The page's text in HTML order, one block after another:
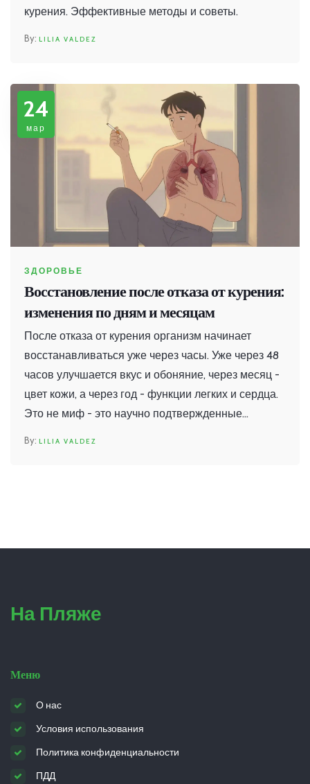
курения. Эффективные методы и советы.
LILIA VALDEZ
24
мар
ЗДОРОВЬЕ
Восстановление после отказа от курения:
изменения по дням и месяцам
После отказа от курения организм начинает
восстанавливаться уже через часы. Уже через 48
часов улучшается вкус и обоняние, через месяц -
цвет кожи, а через год - функции легких и сердца.
Это не миф - это научно подтвержденные
LILIA VALDEZ
На Пляже
Меню
О нас
Условия использования
Политика конфиденциальности
ПДД